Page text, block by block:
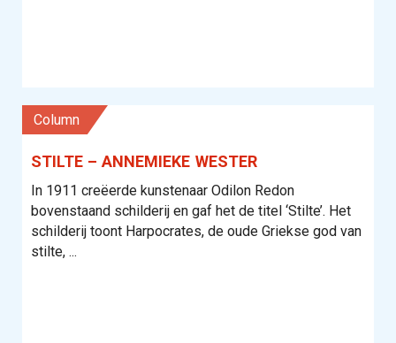
column
STILTE – ANNEMIEKE WESTER
In 1911 creëerde kunstenaar Odilon Redon
bovenstaand schilderij en gaf het de titel ‘Stilte’. Het
schilderij toont Harpocrates, de oude Griekse god van
stilte, ...